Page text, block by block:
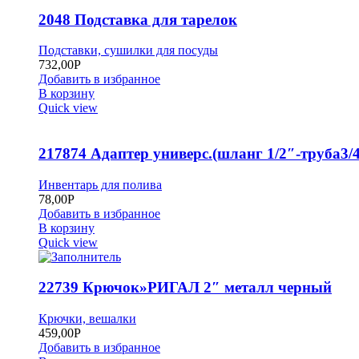
2048 Подставка для тарелок
Подставки, сушилки для посуды
732,00Р
Добавить в избранное
В корзину
Quick view
217874 Адаптер универс.(шланг 1/2″-труба3/
Инвентарь для полива
78,00Р
Добавить в избранное
В корзину
Quick view
22739 Крючок»РИГАЛ 2″ металл черный
Крючки, вешалки
459,00Р
Добавить в избранное